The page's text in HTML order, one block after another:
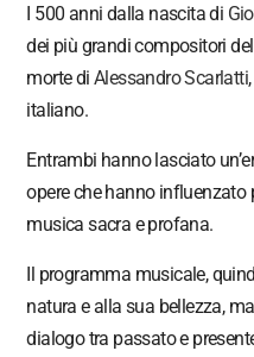
I 500 anni dalla nascita di
dei più grandi compositori
morte diAlessandro Scarlatti
italiano.
Entrambi hanno lasciato
opere che hanno
musica sacra e profana.
Il programma musicale,
natura e alla sua bellezza,
dialogo tra passato e